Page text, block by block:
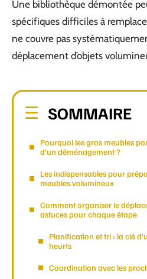
Une bibliothèque démontée
spécifiques difficiles à
ne couvre pas
déplacement d’objets
SOMMAIRE
Pourquoi les gros meubles
d’un déménagement ?
Les indispensables pour
meubles volumineux
Comment organiser le
astuces pour chaque étape
Planification et tri : la clé
heurts
Coordination avec les